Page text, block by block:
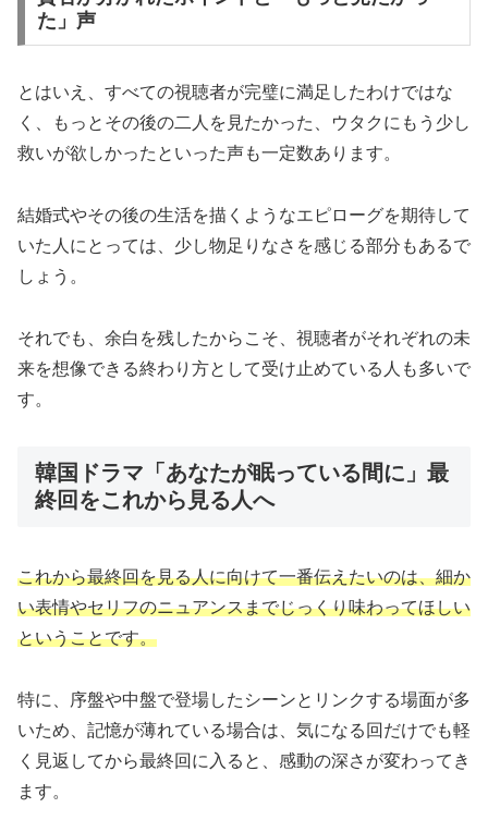
た」声
とはいえ、すべての視聴者が完璧に満足したわけではな
く、もっとその後の二人を見たかった、ウタクにもう少し
救いが欲しかったといった声も一定数あります。
結婚式やその後の生活を描くようなエピローグを期待して
いた人にとっては、少し物足りなさを感じる部分もあるで
しょう。
それでも、余白を残したからこそ、視聴者がそれぞれの未
来を想像できる終わり方として受け止めている人も多いで
す。
韓国ドラマ「あなたが眠っている間に」最
終回をこれから見る人へ
これから最終回を見る人に向けて一番伝えたいのは、細か
い表情やセリフのニュアンスまでじっくり味わってほしい
ということです。
特に、序盤や中盤で登場したシーンとリンクする場面が多
いため、記憶が薄れている場合は、気になる回だけでも軽
く見返してから最終回に入ると、感動の深さが変わってき
ます。